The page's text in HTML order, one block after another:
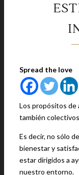
Spread the love
Los propósitos de
también
Es decir, no sólo
bienestar y
estar dirigidos a
nuestro entorno.